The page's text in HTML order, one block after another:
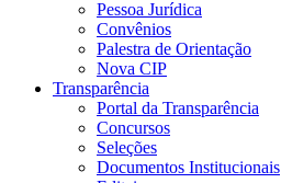
Pessoa Jurídica
Convênios
Palestra de Orientação
Nova CIP
Transparência
Portal da Transparência
Concursos
Seleções
Documentos Institucionais